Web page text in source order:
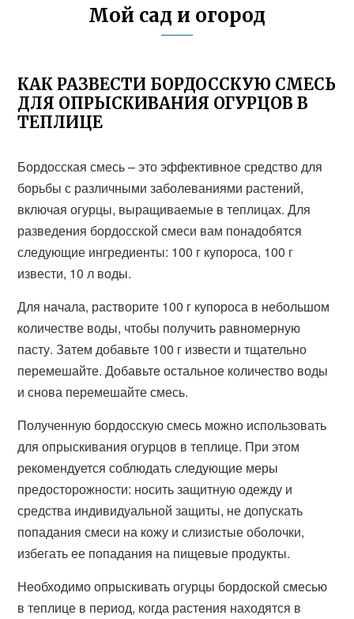
Мой сад и огород
КАК РАЗВЕСТИ БОРДОССКУЮ СМЕСЬ
ДЛЯ ОПРЫСКИВАНИЯ ОГУРЦОВ В
ТЕПЛИЦЕ
Бордосская смесь – это эффективное средство для
борьбы с различными заболеваниями растений,
включая огурцы, выращиваемые в теплицах. Для
разведения бордосской смеси вам понадобятся
следующие ингредиенты: 100 г купороса, 100 г
извести, 10 л воды.
Для начала, растворите 100 г купороса в небольшом
количестве воды, чтобы получить равномерную
пасту. Затем добавьте 100 г извести и тщательно
перемешайте. Добавьте остальное количество воды
и снова перемешайте смесь.
Полученную бордосскую смесь можно использовать
для опрыскивания огурцов в теплице. При этом
рекомендуется соблюдать следующие меры
предосторожности: носить защитную одежду и
средства индивидуальной защиты, не допускать
попадания смеси на кожу и слизистые оболочки,
избегать ее попадания на пищевые продукты.
Необходимо опрыскивать огурцы бордоской смесью
в теплице в период, когда растения находятся в